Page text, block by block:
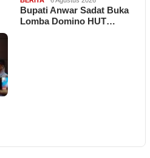
Bupati Anwar Sadat Buka
Lomba Domino HUT…